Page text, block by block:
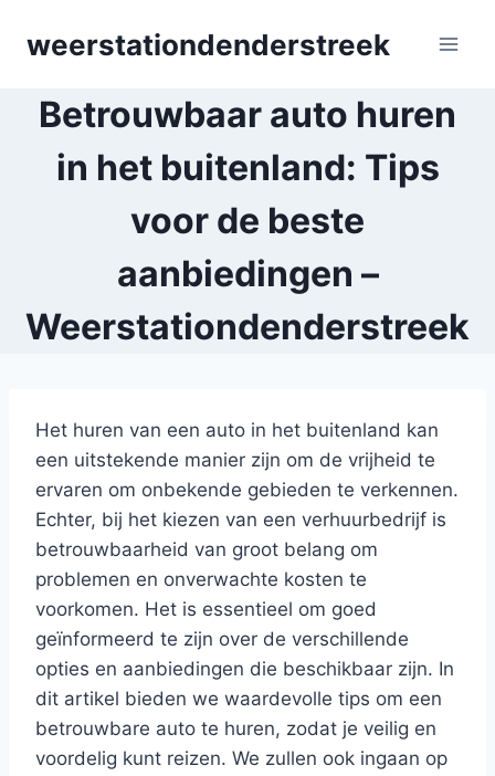
weerstationdenderstreek
Betrouwbaar auto huren
in het buitenland: Tips
voor de beste
aanbiedingen –
Weerstationdenderstreek
Het huren van een auto in het buitenland kan
een uitstekende manier zijn om de vrijheid te
ervaren om onbekende gebieden te verkennen.
Echter, bij het kiezen van een verhuurbedrijf is
betrouwbaarheid van groot belang om
problemen en onverwachte kosten te
voorkomen. Het is essentieel om goed
geïnformeerd te zijn over de verschillende
opties en aanbiedingen die beschikbaar zijn. In
dit artikel bieden we waardevolle tips om een
betrouwbare auto te huren, zodat je veilig en
voordelig kunt reizen. We zullen ook ingaan op